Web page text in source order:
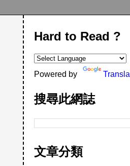
Hard to Read ?
Powered by
搜尋此網誌
文章分類